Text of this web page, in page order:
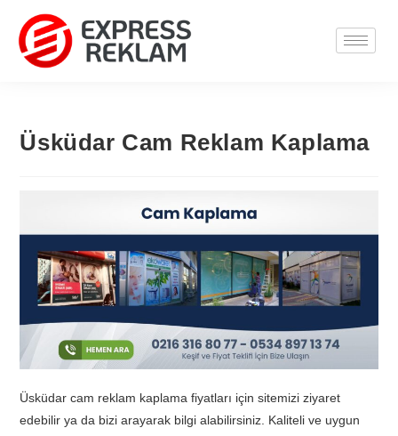
Üsküdar Cam Reklam Kaplama
Üsküdar cam reklam kaplama fiyatları için sitemizi ziyaret
edebilir ya da bizi arayarak bilgi alabilirsiniz. Kaliteli ve uygun